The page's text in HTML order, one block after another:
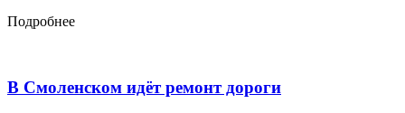
Подробнее
В Смоленском идёт ремонт дороги